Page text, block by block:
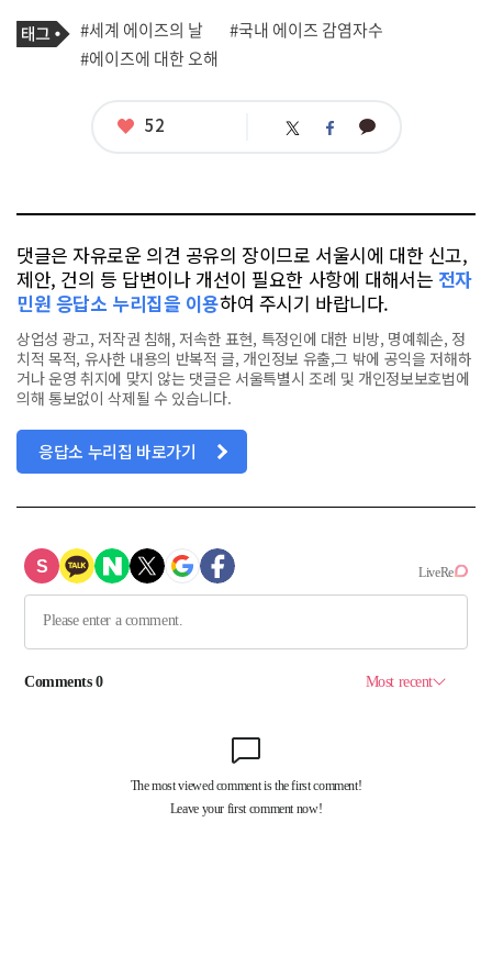
기
사
관
련
태
그
#세계 에이즈의 날
#국내 에이즈 감염자수
#에이즈에 대한 오해
좋
52 트 페 카
댓글은 자유로운 의견 공유의 장이므로 서울시에 대한 신고,
제안, 건의 등 답변이나 개선이 필요한 사항에 대해서는 전자
민원 응답소 누리집을 이용하여 주시기 바랍니다.
상업성 광고, 저작권 침해, 저속한 표현, 특정인에 대한 비방, 명예훼손, 정
치적 목적, 유사한 내용의 반복적 글, 개인정보 유출,그 밖에 공익을 저해하
거나 운영 취지에 맞지 않는 댓글은 서울특별시 조례 및 개인정보보호법에
의해 통보없이 삭제될 수 있습니다.
응답소 누리집 바로가기